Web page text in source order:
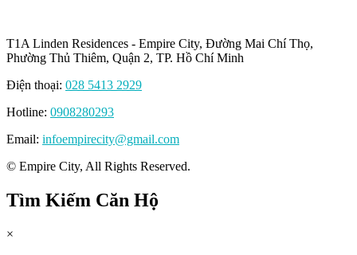
T1A Linden Residences - Empire City, Đường Mai Chí Thọ,
Phường Thủ Thiêm, Quận 2, TP. Hồ Chí Minh
Điện thoại: 028 5413 2929
Hotline: 0908280293
Email: infoempirecity@gmail.com
© Empire City, All Rights Reserved.
Tìm Kiếm Căn Hộ
×